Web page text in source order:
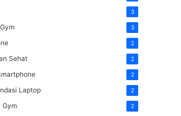
3
3
2
Sehat 2
2
Laptop 2
Gym 2